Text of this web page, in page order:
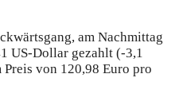
am Nachmittag
US-Dollar gezahlt (-3,1
von 120,98 Euro pro